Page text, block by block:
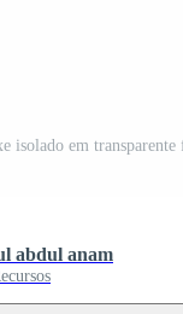
isolado em
abdul anam